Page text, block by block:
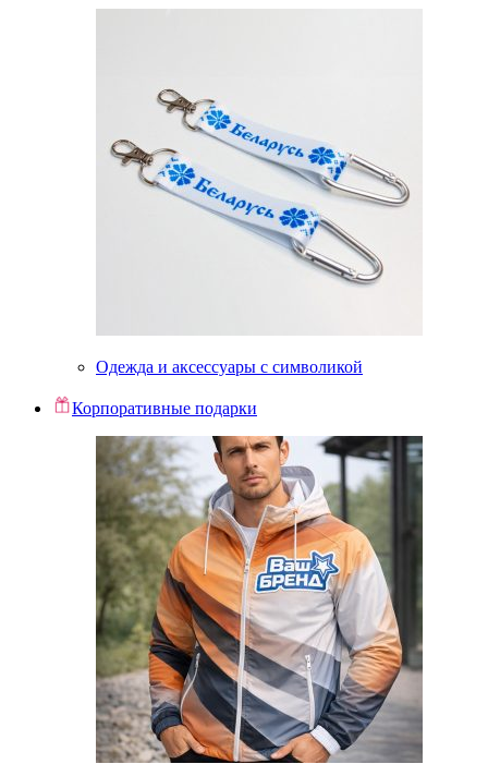
Одежда и аксессуары с символикой
Корпоративные подарки